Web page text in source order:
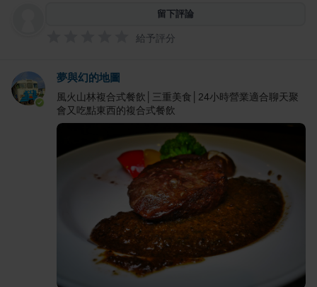
留下評論
給予評分
夢與幻的地圖
風火山林複合式餐飲│三重美食│24小時營業適合聊天聚
會又吃點東西的複合式餐飲